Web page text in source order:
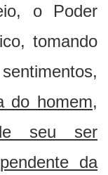
o Poder
tomando
do homem,
seu ser
da